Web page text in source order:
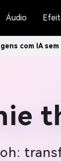
Áudio
com IA